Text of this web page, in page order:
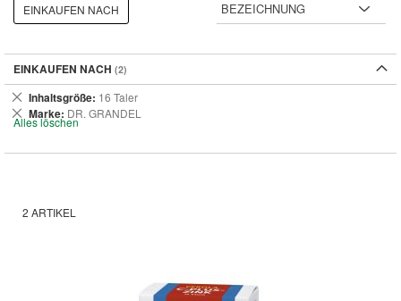
2 ARTIKEL
EINKAUFEN NACH
EINKAUFEN NACH
Inhaltsgröße 16 Taler
Dies
entfernen
Marke DR. GRANDEL
Dies
entfernen
Alles löschen